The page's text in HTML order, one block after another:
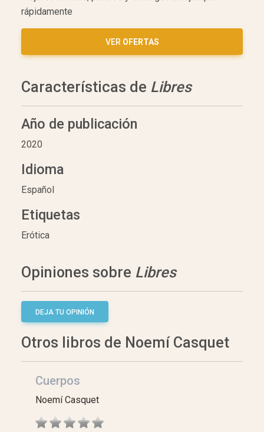
rápidamente
VER OFERTAS
Características de Libres
Año de publicación
2020
Idioma
Español
Etiquetas
Erótica
Opiniones sobre Libres
DEJA TU OPINIÓN
Otros libros de Noemí Casquet
Cuerpos
Noemí Casquet